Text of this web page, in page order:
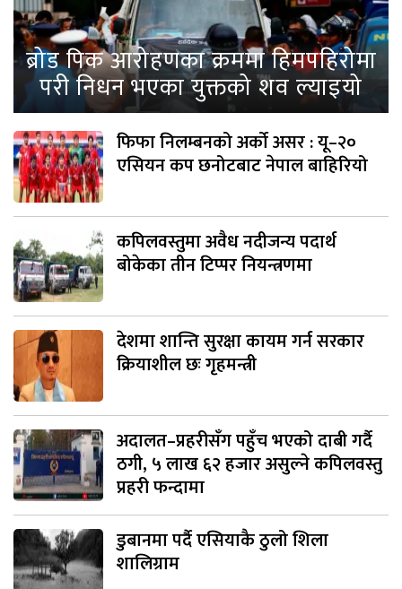
ब्रोड पिक आरोहणका क्रममा हिमपहिरोमा
परी निधन भएका युक्तको शव ल्याइयो
फिफा निलम्बनको अर्को असर : यू–२०
एसियन कप छनोटबाट नेपाल बाहिरियो
कपिलवस्तुमा अवैध नदीजन्य पदार्थ
बोकेका तीन टिप्पर नियन्त्रणमा
देशमा शान्ति सुरक्षा कायम गर्न सरकार
क्रियाशील छः गृहमन्त्री
अदालत–प्रहरीसँग पहुँच भएको दाबी गर्दै
ठगी, ५ लाख ६२ हजार असुल्ने कपिलवस्तु
प्रहरी फन्दामा
डुबानमा पर्दै एसियाकै ठुलो शिला
शालिग्राम